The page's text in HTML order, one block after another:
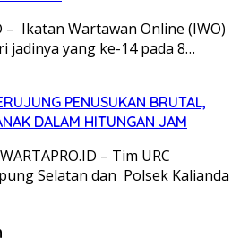
– Ikatan Wartawan Online (IWO)
jadinya yang ke-14 pada 8…
PENUSUKAN BRUTAL,
DALAM HITUNGAN JAM
– Tim URC
Selatan dan Polsek Kalianda